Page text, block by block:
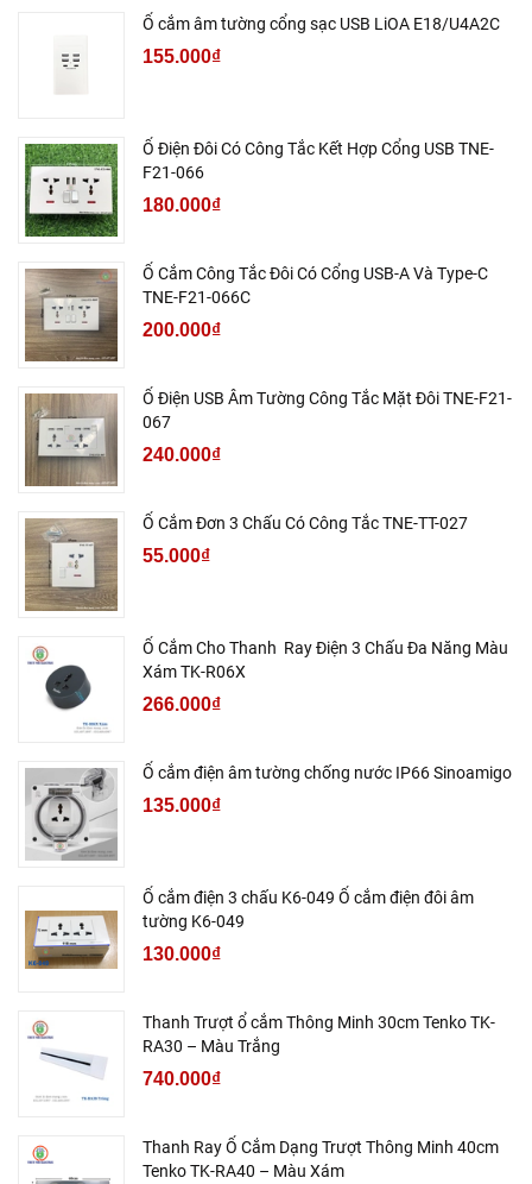
Ổ cắm âm tường cổng sạc USB LiOA E18/U4A2C
155.000₫
Ổ Điện Đôi Có Công Tắc Kết Hợp Cổng USB TNE-
F21-066
180.000₫
Ổ Cắm Công Tắc Đôi Có Cổng USB-A Và Type-C
TNE-F21-066C
200.000₫
Ổ Điện USB Âm Tường Công Tắc Mặt Đôi TNE-F21-
067
240.000₫
Ổ Cắm Đơn 3 Chấu Có Công Tắc TNE-TT-027
55.000₫
Ổ Cắm Cho Thanh Ray Điện 3 Chấu Đa Năng Màu
Xám TK-R06X
266.000₫
Ổ cắm điện âm tường chống nước IP66 Sinoamigo
135.000₫
Ổ cắm điện 3 chấu K6-049 Ổ cắm điện đôi âm
tường K6-049
130.000₫
Thanh Trượt ổ cắm Thông Minh 30cm Tenko TK-
RA30 – Màu Trắng
740.000₫
Thanh Ray Ổ Cắm Dạng Trượt Thông Minh 40cm
Tenko TK-RA40 – Màu Xám